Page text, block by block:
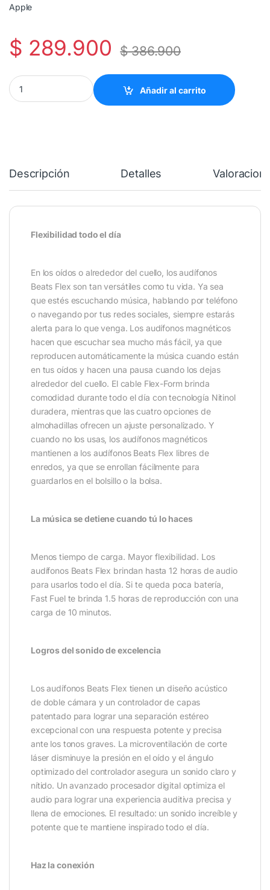
Apple
$ 289.900 $386.900
Auriculares Inalámbricos Beats Flex - Gris humo quantity
Añadir al carrito
Descripción Detalles
Flexibilidad todo el día
En los oídos o alrededor del cuello, los audífonos
Beats Flex son tan versátiles como tu vida. Ya sea
que estés escuchando música, hablando por teléfono
o navegando por tus redes sociales, siempre estarás
alerta para lo que venga. Los audífonos magnéticos
hacen que escuchar sea mucho más fácil, ya que
reproducen automáticamente la música cuando están
en tus oídos y hacen una pausa cuando los dejas
alrededor del cuello. El cable Flex-Form brinda
comodidad durante todo el día con tecnología Nitinol
duradera, mientras que las cuatro opciones de
almohadillas ofrecen un ajuste personalizado. Y
cuando no los usas, los audífonos magnéticos
mantienen a los audífonos Beats Flex libres de
enredos, ya que se enrollan fácilmente para
guardarlos en el bolsillo o la bolsa.
La música se detiene cuando tú lo haces
Menos tiempo de carga. Mayor flexibilidad. Los
audífonos Beats Flex brindan hasta 12 horas de audio
para usarlos todo el día. Si te queda poca batería,
Fast Fuel te brinda 1.5 horas de reproducción con una
carga de 10 minutos.
Logros del sonido de excelencia
Los audífonos Beats Flex tienen un diseño acústico
de doble cámara y un controlador de capas
patentado para lograr una separación estéreo
excepcional con una respuesta potente y precisa
ante los tonos graves. La microventilación de corte
láser disminuye la presión en el oído y el ángulo
optimizado del controlador asegura un sonido claro y
nítido. Un avanzado procesador digital optimiza el
audio para lograr una experiencia auditiva precisa y
llena de emociones. El resultado: un sonido increíble y
potente que te mantiene inspirado todo el día.
Haz la conexión